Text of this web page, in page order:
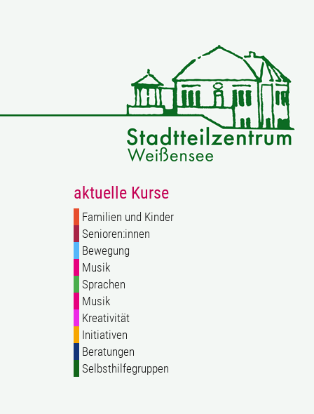
aktuelle Kurse
Familien und Kinder
Senioren:innen
Bewegung
Musik
Sprachen
Musik
Kreativität
Initiativen
Beratungen
Selbsthilfegruppen